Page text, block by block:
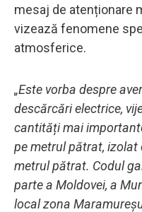
mesaj de atenționare
vizează fenomene
atmosferice.
„Este vorba despre
descărcări electrice,
cantități mai
pe metrul pătrat, izolat
metrul pătrat. Codul
parte a Moldovei, a
local zona